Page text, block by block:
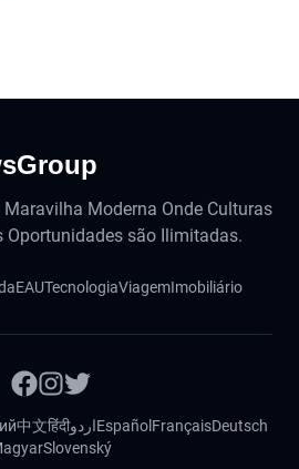
Moderna Onde Culturas
Oportunidades são Ilimitadas.
EAUTecnologiaViagemImobiliário
中文हिंदीاردوEspañol FrançaisDeutsch
Slovenský